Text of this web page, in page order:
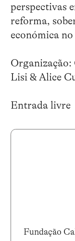
perspectivas
reforma,
económica
Organização:
Lisi & Alice
Entrada livre
Fundação